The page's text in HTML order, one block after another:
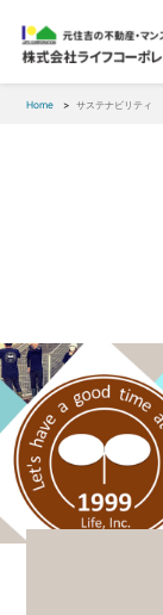
Home サステナビリティ